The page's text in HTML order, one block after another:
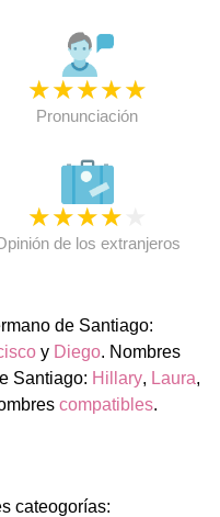
★★★★★
Pronunciación
★★★★
de los extranjeros
de Santiago:
y Diego. Nombres
Santiago: Hillary, Laura,
compatibles.
cateogorías: